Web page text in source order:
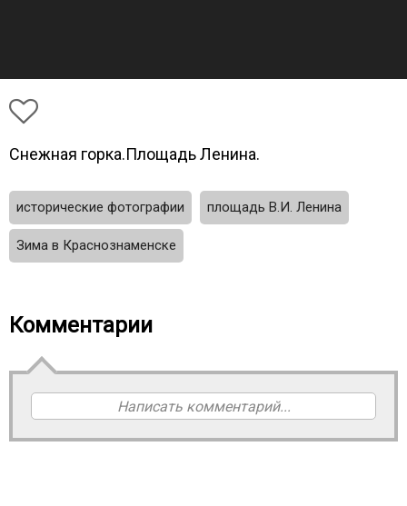
Снежная горка.Площадь Ленина.
исторические фотографии площадь В.И. Ленина
Зима в Краснознаменске
Комментарии
Написать комментарий...